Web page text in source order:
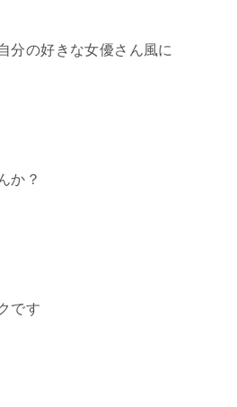
分の好きな女優さん風に
か？
です